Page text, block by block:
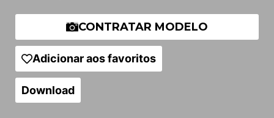
CONTRATAR MODELO
Adicionar aos favoritos
Download